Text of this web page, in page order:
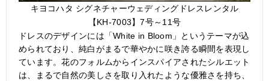
キヨコハタ シグネチャーウェディングドレスレンタル
【KH-7003】7号～11号
ドレスのデザインには「White in Bloom」というテーマが込
められており、純白がまるで華やかに咲き誇る瞬間を表現し
ています。花のフォルムからインスパイアされたシルエット
は、まるで自然の美しさを取り入れたような優雅さを持ち、